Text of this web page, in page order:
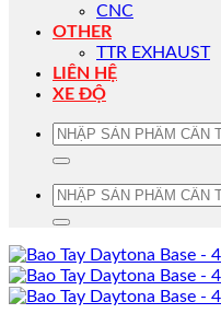
CNC
OTHER
TTR EXHAUST
LIÊN HỆ
XE ĐỘ
Tìm
Tìm